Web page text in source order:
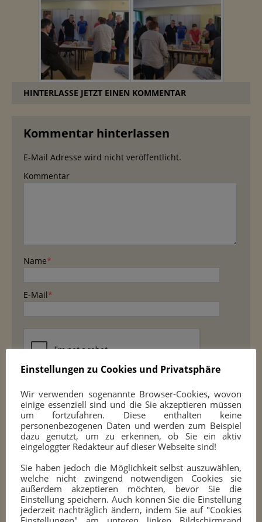
HINTERLASSE JETZT EINEN KOMMENTAR
Kommentar hinterlassen
E-Mail Adresse wird nicht veröffentlicht.
Kommentar
Name*
E-Mail*
SPIELORT
Sportplatz des
TuS 1909 Halden-Herbeck e.V.
Im Alten Holz (links von 172)
58093 Hagen
Einstellungen zu Cookies und Privatsphäre
Wir verwenden sogenannte Browser-Cookies, wovon
einige essenziell sind und die Sie akzeptieren müssen
um fortzufahren. Diese enthalten keine
personenbezogenen Daten und werden zum Beispiel
dazu genutzt, um zu erkennen, ob Sie ein aktiv
eingeloggter Redakteur auf dieser Webseite sind!
Sie haben jedoch die Möglichkeit selbst auszuwählen,
welche nicht zwingend notwendigen Cookies sie
außerdem akzeptieren möchten, bevor Sie die
Einstellung speichern. Auch können Sie die Einstellung
jederzeit nachträglich ändern, indem Sie auf "Cookies